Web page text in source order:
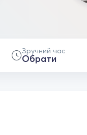
Зручний час
Обрати